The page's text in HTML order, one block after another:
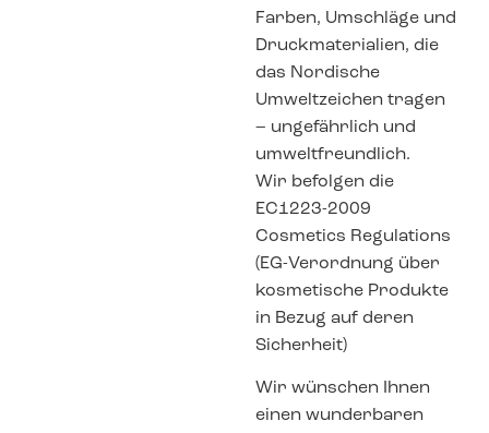
Farben, Umschläge und
Druckmaterialien, die
das Nordische
Umweltzeichen tragen
– ungefährlich und
umweltfreundlich.
Wir befolgen die
EC1223-2009
Cosmetics Regulations
(EG-Verordnung über
kosmetische Produkte
in Bezug auf deren
Sicherheit)
Wir wünschen Ihnen
einen wunderbaren